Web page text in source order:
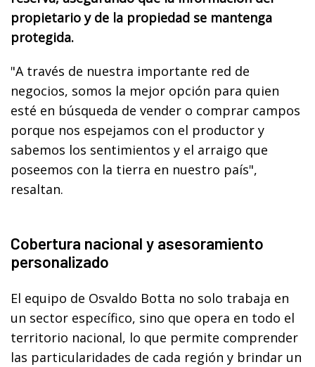
propietario y de la propiedad se mantenga
protegida.
"A través de nuestra importante red de
negocios, somos la mejor opción para quien
esté en búsqueda de vender o comprar campos
porque nos espejamos con el productor y
sabemos los sentimientos y el arraigo que
poseemos con la tierra en nuestro país",
resaltan.
Cobertura nacional y asesoramiento
personalizado
El equipo de Osvaldo Botta no solo trabaja en
un sector específico, sino que opera en todo el
territorio nacional, lo que permite comprender
las particularidades de cada región y brindar un